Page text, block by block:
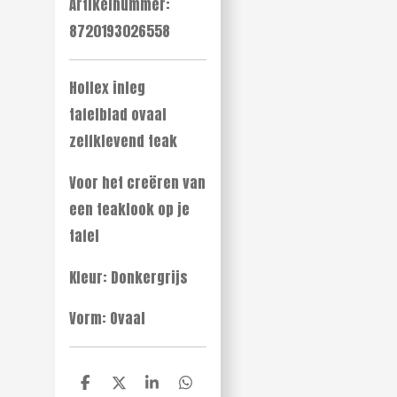
8720193026558
Hollex inleg
tafelblad ovaal
zelfklevend teak
Voor het creëren van
een teaklook op je
tafel
Kleur: Donkergrijs
Vorm: Ovaal
D D S D